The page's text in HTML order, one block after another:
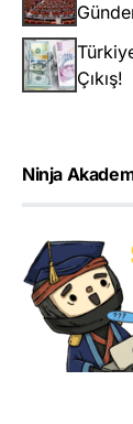
Çıkış!
Ninja